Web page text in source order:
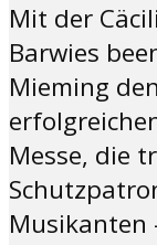
Mit der
Barwies
Mieming
Messe, die
Musikanten